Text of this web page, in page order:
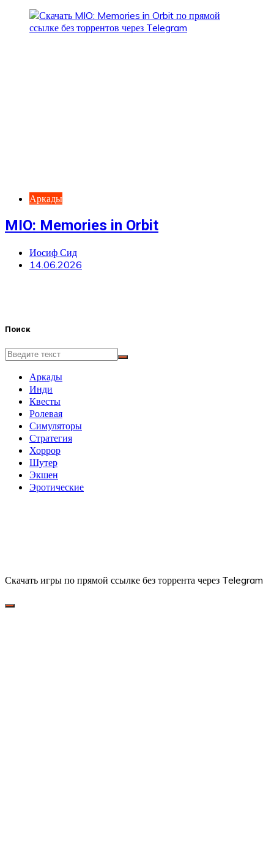
Аркады
MIO: Memories in Orbit
Иосиф Сид
14.06.2026
Поиск
Аркады
Инди
Квесты
Ролевая
Симуляторы
Стратегия
Хоррор
Шутер
Экшен
Эротические
Скачать игры по прямой ссылке без торрента через Telegram